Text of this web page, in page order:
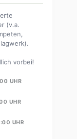
(v.a.
vorbei!
UHR
UHR
UHR